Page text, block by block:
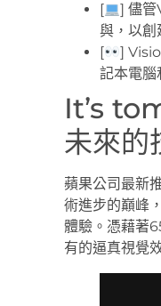
[
] 儘管
與，以創
[
]
記本電腦
It’s
未來的
蘋果公司最新
術進步的巔峰
體驗。憑藉著
有的逼真視覺